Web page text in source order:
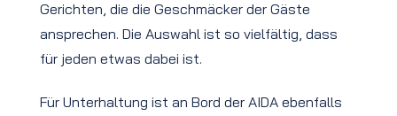
Gerichten, die die Geschmäcker der Gäste
ansprechen. Die Auswahl ist so vielfältig, dass
für jeden etwas dabei ist.
Für Unterhaltung ist an Bord der AIDA ebenfalls